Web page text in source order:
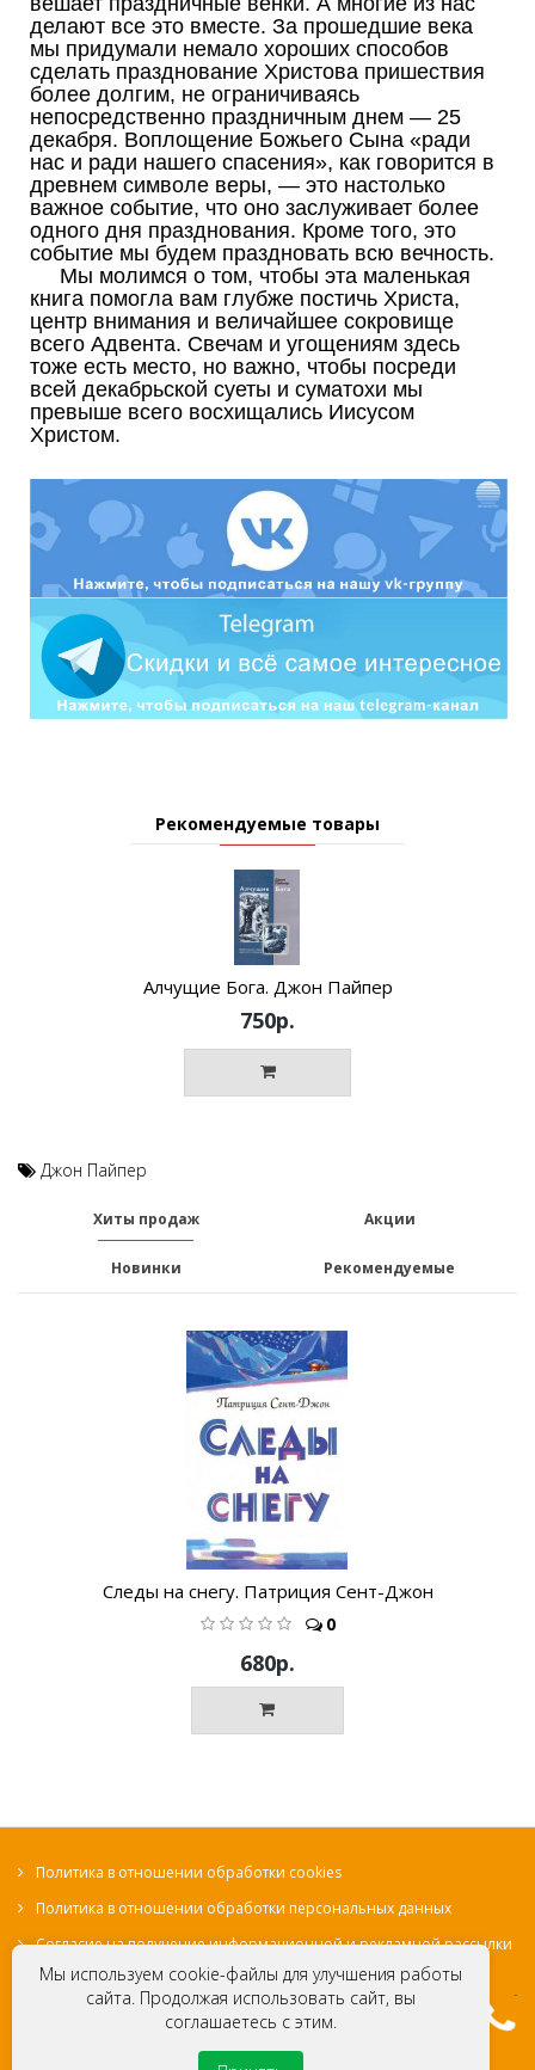
Мы используем cookie-файлы для улучшения работы
сайта. Продолжая использовать сайт, вы
соглашаетесь с этим.
делают все это вместе. За прошедшие века
мы придумали немало хороших способов
сделать празднование Христова пришествия
более долгим, не ограничиваясь
непосредственно праздничным днем — 25
декабря. Воплощение Божьего Сына «ради
нас и ради нашего спасения», как говорится в
древнем символе веры, — это настолько
важное событие, что оно заслуживает более
одного дня празднования. Кроме того, это
событие мы будем праздновать всю вечность.
Мы молимся о том, чтобы эта маленькая
книга помогла вам глубже постичь Христа,
центр внимания и величайшее сокровище
всего Адвента. Свечам и угощениям здесь
тоже есть место, но важно, чтобы посреди
всей декабрьской суеты и суматохи мы
превыше всего восхищались Иисусом
Христом.
Рекомендуемые товары
Алчущие Бога. Джон Пайпер
750р.
Джон Пайпер
Хиты продаж Акции
Новинки Рекомендуемые
Следы на снегу. Патриция Сент-Джон
0
680р.
Политика в отношении обработки cookies
Политика в отношении обработки персональных данных
Согласие на получение информационной и рекламной рассылки
© Местная Религиозная Организация «Христианская
миссия Евангельских христиан-баптистов «Свет на